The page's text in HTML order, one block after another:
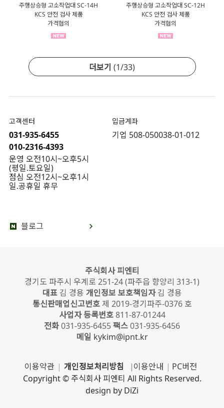
주행상승형 고소작업대 SC-14H
KCS 안전 검사 제품
가격협의
주행상승형 고소작업대 SC-12H
KCS 안전 검사 제품
가격협의
더보기 (1/33)
고객센터
031-935-6455
010-2316-4393
운영 오전10시~오후5시
(평일.토요일)
점심 오전12시~오후1시
일.공휴일 휴무
입금계좌
기업 508-050038-01-012
블로그
주식회사 피엔티
경기도 파주시 우계로 251-24 (파주읍 향양리 313-1)
대표김 경용 개인정보 보호책임자김 경용
통신판매업신고번호제 2019-경기파주-0376 호
사업자 등록번호811-87-01244
전화031-935-6455팩스031-935-6456
메일 kykim@ipnt.kr
이용약관 | 개인정보처리방침 |이용안내 | PC버전
Copyright © 주식회사 피엔티 All Rights Reserved.
design by DiZi